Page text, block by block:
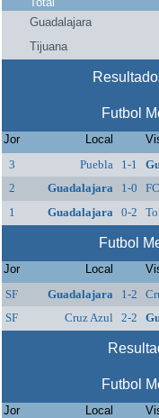
Guadalajara
Tijuana
Futbol
Jor Local
3
Puebla 1-1
2
Guadalajara 1-0
1
Guadalajara 0-2
Futbol
Jor Local
SF
Guadalajara 1-2
SF
Cruz Azul 2-2
Futbol
Jor Local